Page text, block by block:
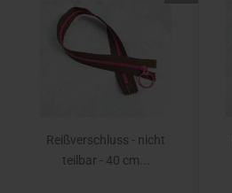
Reißverschluss - nicht
teilbar - 40 cm...